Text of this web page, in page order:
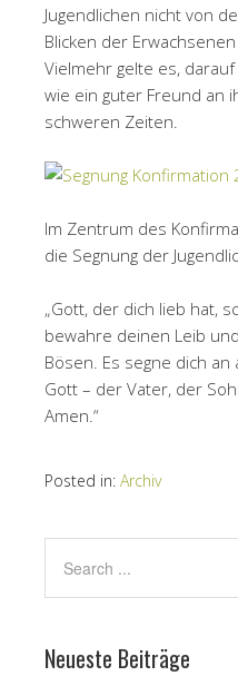
Jugendlichen nicht von
Blicken der
Vielmehr gelte es,
wie ein guter Freund an
schweren Zeiten.
Im Zentrum des
die Segnung der
„Gott, der dich lieb hat,
bewahre deinen Leib
Bösen. Es segne dich an
Gott – der Vater, der
Amen.“
Posted in: Archiv
Neueste Beiträge